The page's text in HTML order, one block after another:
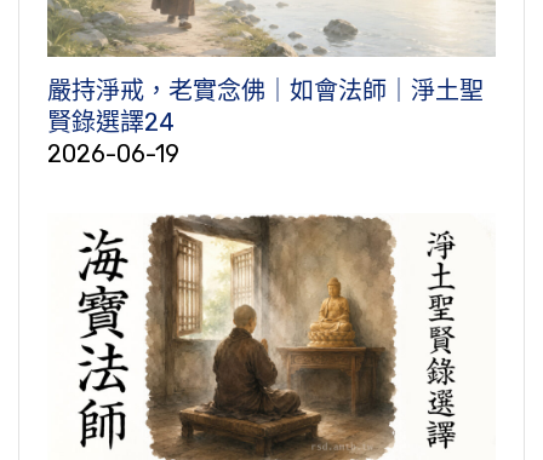
嚴持淨戒，老實念佛｜如會法師｜淨土聖
賢錄選譯24
2026-06-19